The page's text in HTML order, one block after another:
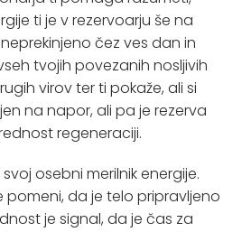
ti je v rezervoarju še na
čez ves dan in
tvojih povezanih nosljivih
virov ter ti pokaže, ali si
na napor, ali pa je rezerva
regeneraciji.
osebni merilnik energije.
pomeni, da je telo pripravljeno
je signal, da je čas za